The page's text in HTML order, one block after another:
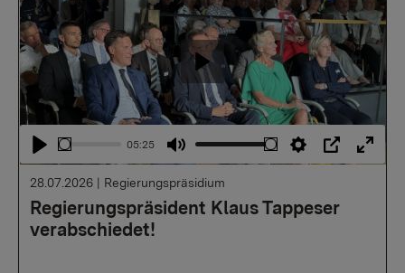
Abspielen
05:25
Stummschalten Einstellungen
PIP
Abspielen
Regierungspräsident Klaus Tappeser
verabschiedet!
28.07.2026 | Regierungspräsidium